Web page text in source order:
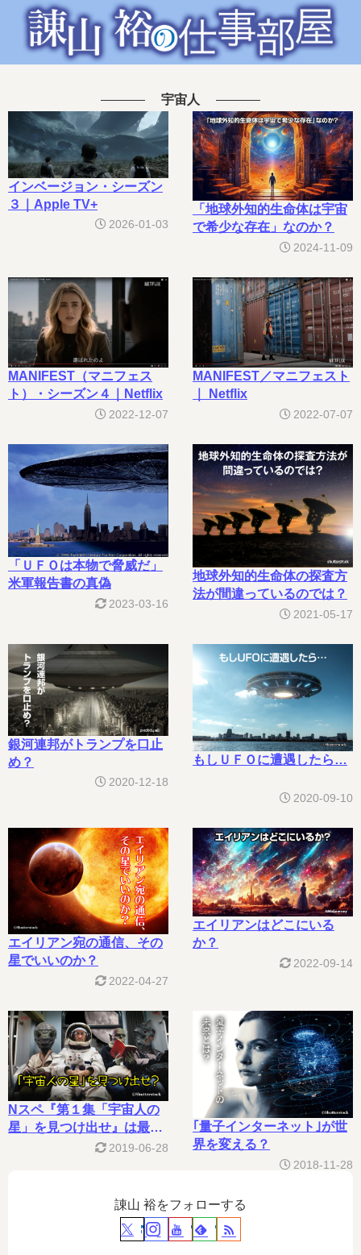
宇宙人
インベージョン・シーズン
３｜Apple TV+
2026-01-03
「地球外知的生命体は宇宙
で希少な存在」なのか？
2024-11-09
MANIFEST（マニフェス
ト）・シーズン４｜Netflix
2022-12-07
MANIFEST／マニフェスト
｜ Netflix
2022-07-07
「ＵＦＯは本物で脅威だ」
米軍報告書の真偽
2023-03-16
地球外知的生命体の探査方
法が間違っているのでは？
2021-05-17
銀河連邦がトランプを口止
め？
2020-12-18
もしＵＦＯに遭遇したら…
2020-09-10
エイリアン宛の通信、その
星でいいのか？
2022-04-27
エイリアンはどこにいる
か？
2022-09-14
Nスペ『第１集「宇宙人の
星」を見つけ出せ』は最悪
2019-06-28
｢量子インターネット｣が世
界を変える？
2018-11-28
諌山 裕をフォローする